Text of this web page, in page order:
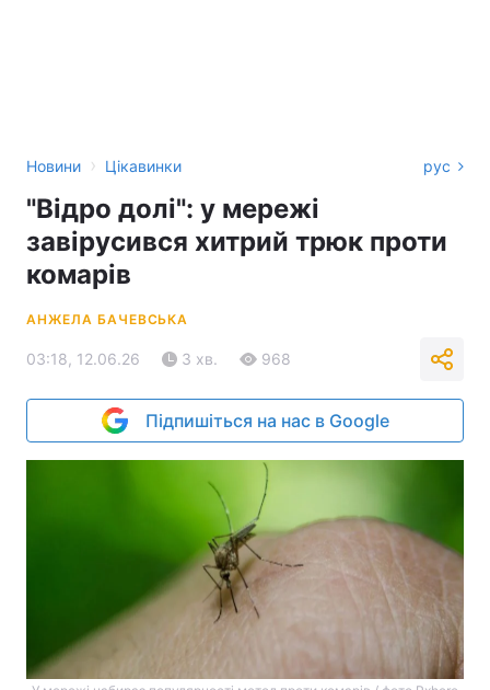
Новини › Цікавинки рус
"Відро долі": у мережі
завірусився хитрий трюк проти
комарів
АНЖЕЛА БАЧЕВСЬКА
03:18, 12.06.26 3 хв. 968
Підпишіться на нас в Google